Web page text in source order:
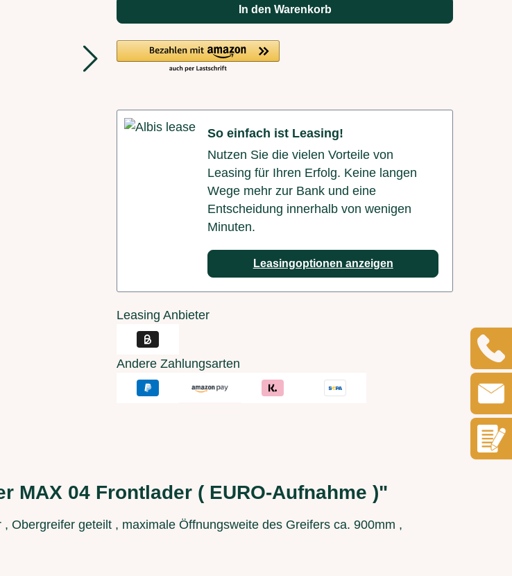
In den Warenkorb
So einfach ist Leasing!
Nutzen Sie die vielen Vorteile von
Leasing für Ihren Erfolg. Keine langen
Wege mehr zur Bank und eine
Entscheidung innerhalb von wenigen
Minuten.
Leasingoptionen anzeigen
Leasing Anbieter
Andere Zahlungsarten
MAX 04 Frontlader ( EURO-Aufnahme )"
Obergreifer geteilt , maximale Öffnungsweite des Greifers ca. 900mm ,